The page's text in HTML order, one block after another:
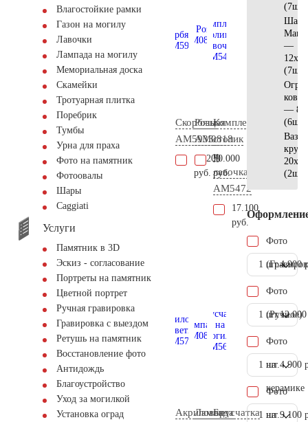
Влагостойкие рамки
Газон на могилу
Лавочки
Лампада на могилу
Мемориальная доска
Скамейки
Тротуарная плитка
Поребрик
Тумбы
Урна для праха
Фото на памятник
Фотоовалы
Шары
Сaggiati
Услуги
Памятник в 3D
Эскиз - согласование
Портреты на памятник
Цветной портрет
Ручная гравировка
Гравировка с выездом
Ретушь на памятник
Восстановление фото
Антидождь
Благоустройство
Уход за могилкой
Установка оград
Скорбящая
AM5933
16.200
руб.
Розы
AM0818
50.000
руб.
Комплект
столик
и
лавочка
АМ5472
17.100
руб.
Акриловые
ЛампадаБрусчатка
(7шт)
Шар
—
(7шт)
—
(6шт)
Ваза
(2шт)
Фото
1 шт.4.900
Фото
(Ручное)
1 шт.
Фото
на
керамике
1 шт. 4.900
Фото
на
1 шт. 9.100